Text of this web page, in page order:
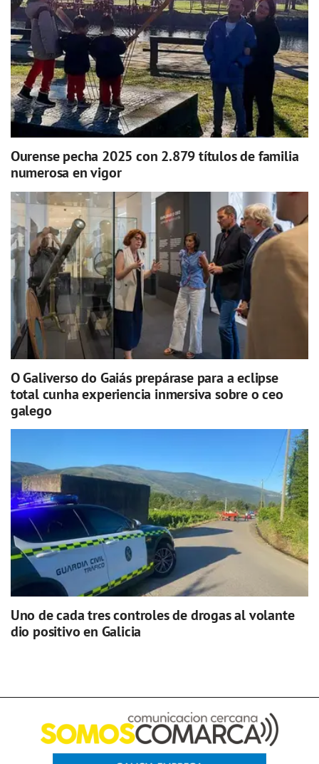
Ourense pecha 2025 con 2.879 títulos de familia
numerosa en vigor
O Galiverso do Gaiás prepárase para a eclipse
total cunha experiencia inmersiva sobre o ceo
galego
Uno de cada tres controles de drogas al volante
dio positivo en Galicia